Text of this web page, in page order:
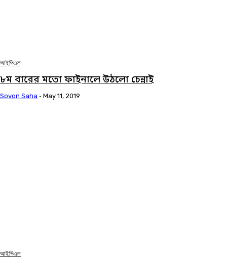
আইপিএল
৮ম বারের মতো ফাইনালে উঠলো চেন্নাই
Sovon Saha - May 11, 2019
আইপিএল